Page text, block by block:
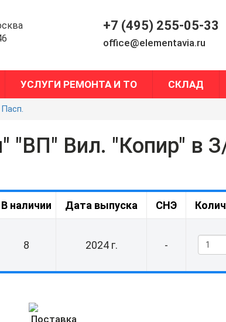
+7 (495) 255-05-33
office@elementavia.ru
УСЛУГИ РЕМОНТА И ТО СКЛАД
Вил. "Копир" в
В наличии Дата выпуска СНЭ
8 2024 г. -